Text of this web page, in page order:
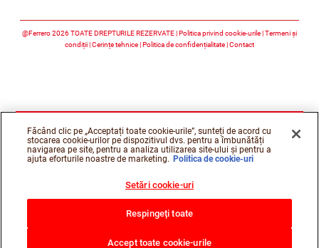
@Ferrero 2026 TOATE DREPTURILE REZERVATE Politica privind cookie-urile Termeni și
condiții Cerințe tehnice Politica de confidențialitate Contact
Făcând clic pe „Acceptați toate cookie-urile”, sunteți de acord cu
stocarea cookie-urilor pe dispozitivul dvs. pentru a îmbunătăți
navigarea pe site, pentru a analiza utilizarea site-ului și pentru a
ajuta eforturile noastre de marketing. Politica de cookie-uri
Setări cookie-uri
Respingeți toate
Accept toate cookie-urile